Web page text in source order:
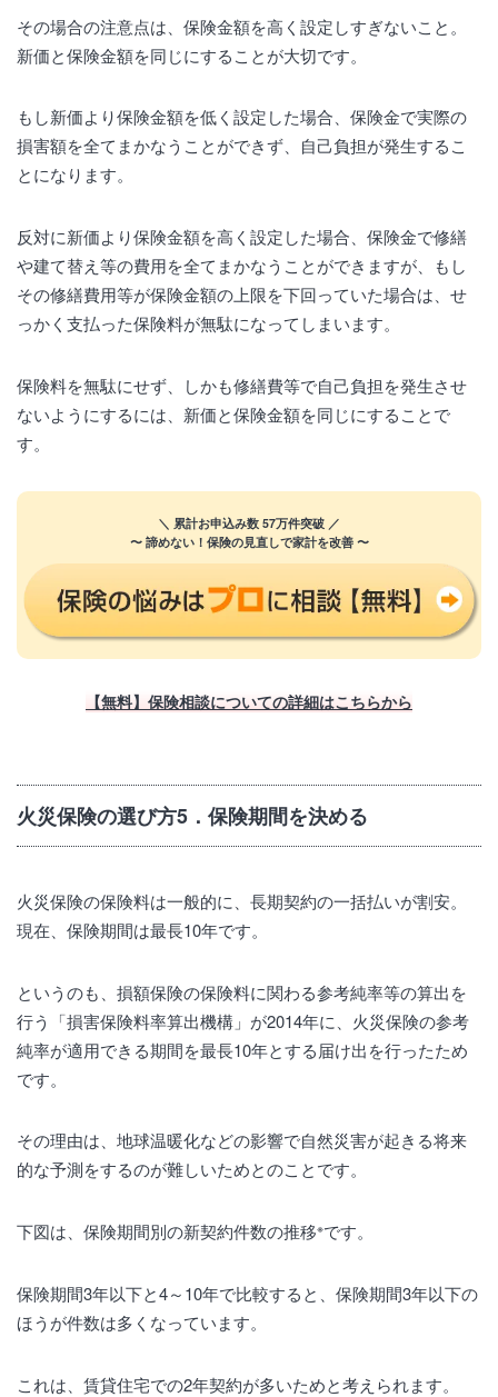
その場合の注意点は、保険金額を高く設定しすぎないこと。
新価と保険金額を同じにすることが大切です。
もし新価より保険金額を低く設定した場合、保険金で実際の
損害額を全てまかなうことができず、自己負担が発生するこ
とになります。
反対に新価より保険金額を高く設定した場合、保険金で修繕
や建て替え等の費用を全てまかなうことができますが、もし
その修繕費用等が保険金額の上限を下回っていた場合は、せ
っかく支払った保険料が無駄になってしまいます。
保険料を無駄にせず、しかも修繕費等で自己負担を発生させ
ないようにするには、新価と保険金額を同じにすることで
す。
＼ 累計お申込み数 57万件突破 ／
〜 諦めない！保険の見直しで家計を改善 〜
【無料】保険相談についての詳細はこちらから
火災保険の選び方5．保険期間を決める
火災保険の保険料は一般的に、長期契約の一括払いが割安。
現在、保険期間は最長10年です。
というのも、損額保険の保険料に関わる参考純率等の算出を
行う「損害保険料率算出機構」が2014年に、火災保険の参考
純率が適用できる期間を最長10年とする届け出を行ったため
です。
その理由は、地球温暖化などの影響で自然災害が起きる将来
的な予測をするのが難しいためとのことです。
下図は、保険期間別の新契約件数の推移※です。
保険期間3年以下と4～10年で比較すると、保険期間3年以下の
ほうが件数は多くなっています。
これは、賃貸住宅での2年契約が多いためと考えられます。